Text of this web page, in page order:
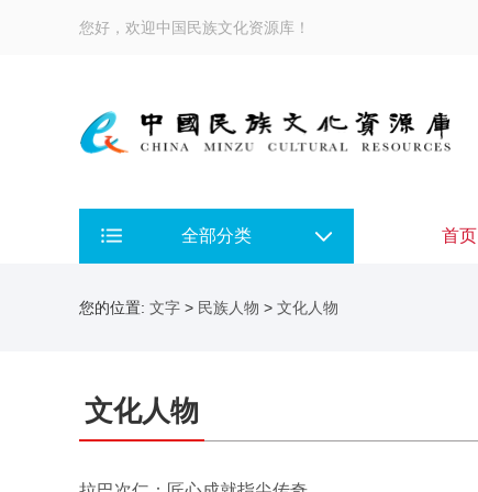
您好，欢迎中国民族文化资源库！
全部分类 首页
您的位置: 文字 > 民族人物 > 文化人物
文化人物